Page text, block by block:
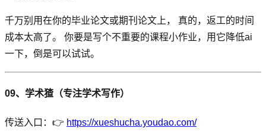
千万别用在你的毕业论文或期刊论文上， 真的，返工的时间
成本太高了。 你要是写个不重要的课程小作业，用它降低ai
一下，倒是可以试试。
09、学术猹（专注学术写作）
传送入口：👉 https://xueshucha.youdao.com/